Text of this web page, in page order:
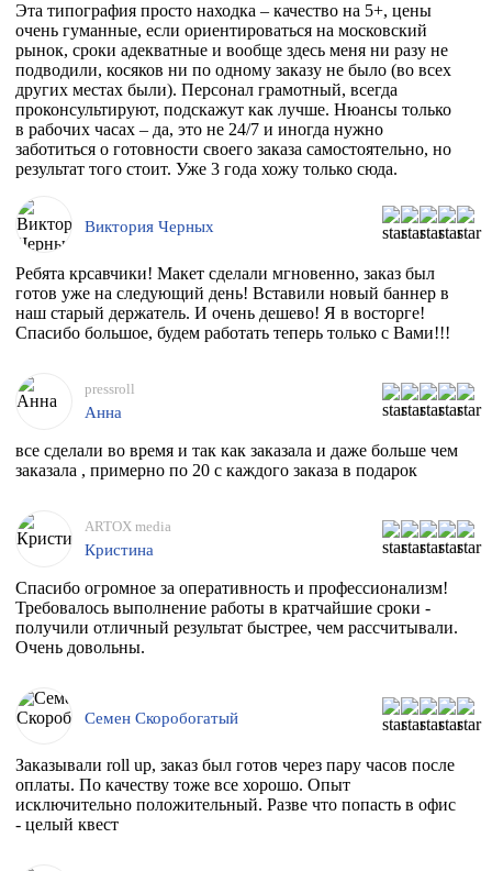
Эта типография просто находка – качество на 5+, цены
очень гуманные, если ориентироваться на московский
рынок, сроки адекватные и вообще здесь меня ни разу не
подводили, косяков ни по одному заказу не было (во всех
других местах были). Персонал грамотный, всегда
проконсультируют, подскажут как лучше. Нюансы только
в рабочих часах – да, это не 24/7 и иногда нужно
заботиться о готовности своего заказа самостоятельно, но
результат того стоит. Уже 3 года хожу только сюда.
Виктория Черных
Ребята крсавчики! Макет сделали мгновенно, заказ был
готов уже на следующий день! Вставили новый баннер в
наш старый держатель. И очень дешево! Я в восторге!
Спасибо большое, будем работать теперь только с Вами!!!
pressroll
Анна
все сделали во время и так как заказала и даже больше чем
заказала , примерно по 20 с каждого заказа в подарок
ARTOX media
Кристина
Спасибо огромное за оперативность и профессионализм!
Требовалось выполнение работы в кратчайшие сроки -
получили отличный результат быстрее, чем рассчитывали.
Очень довольны.
Семен Скоробогатый
Заказывали roll up, заказ был готов через пару часов после
оплаты. По качеству тоже все хорошо. Опыт
исключительно положительный. Разве что попасть в офис
- целый квест